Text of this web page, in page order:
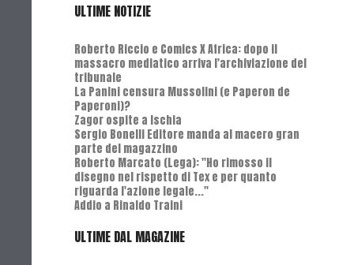
ULTIME NOTIZIE
Roberto Riccio e Comics X Africa: dopo il
massacro mediatico arriva l'archiviazione del
tribunale
La Panini censura Mussolini (e Paperon de
Paperoni)?
Zagor ospite a Ischia
Sergio Bonelli Editore manda al macero gran
parte del magazzino
Roberto Marcato (Lega): "Ho rimosso il
disegno nel rispetto di Tex e per quanto
riguarda l'azione legale..."
Addio a Rinaldo Traini
ULTIME DAL MAGAZINE